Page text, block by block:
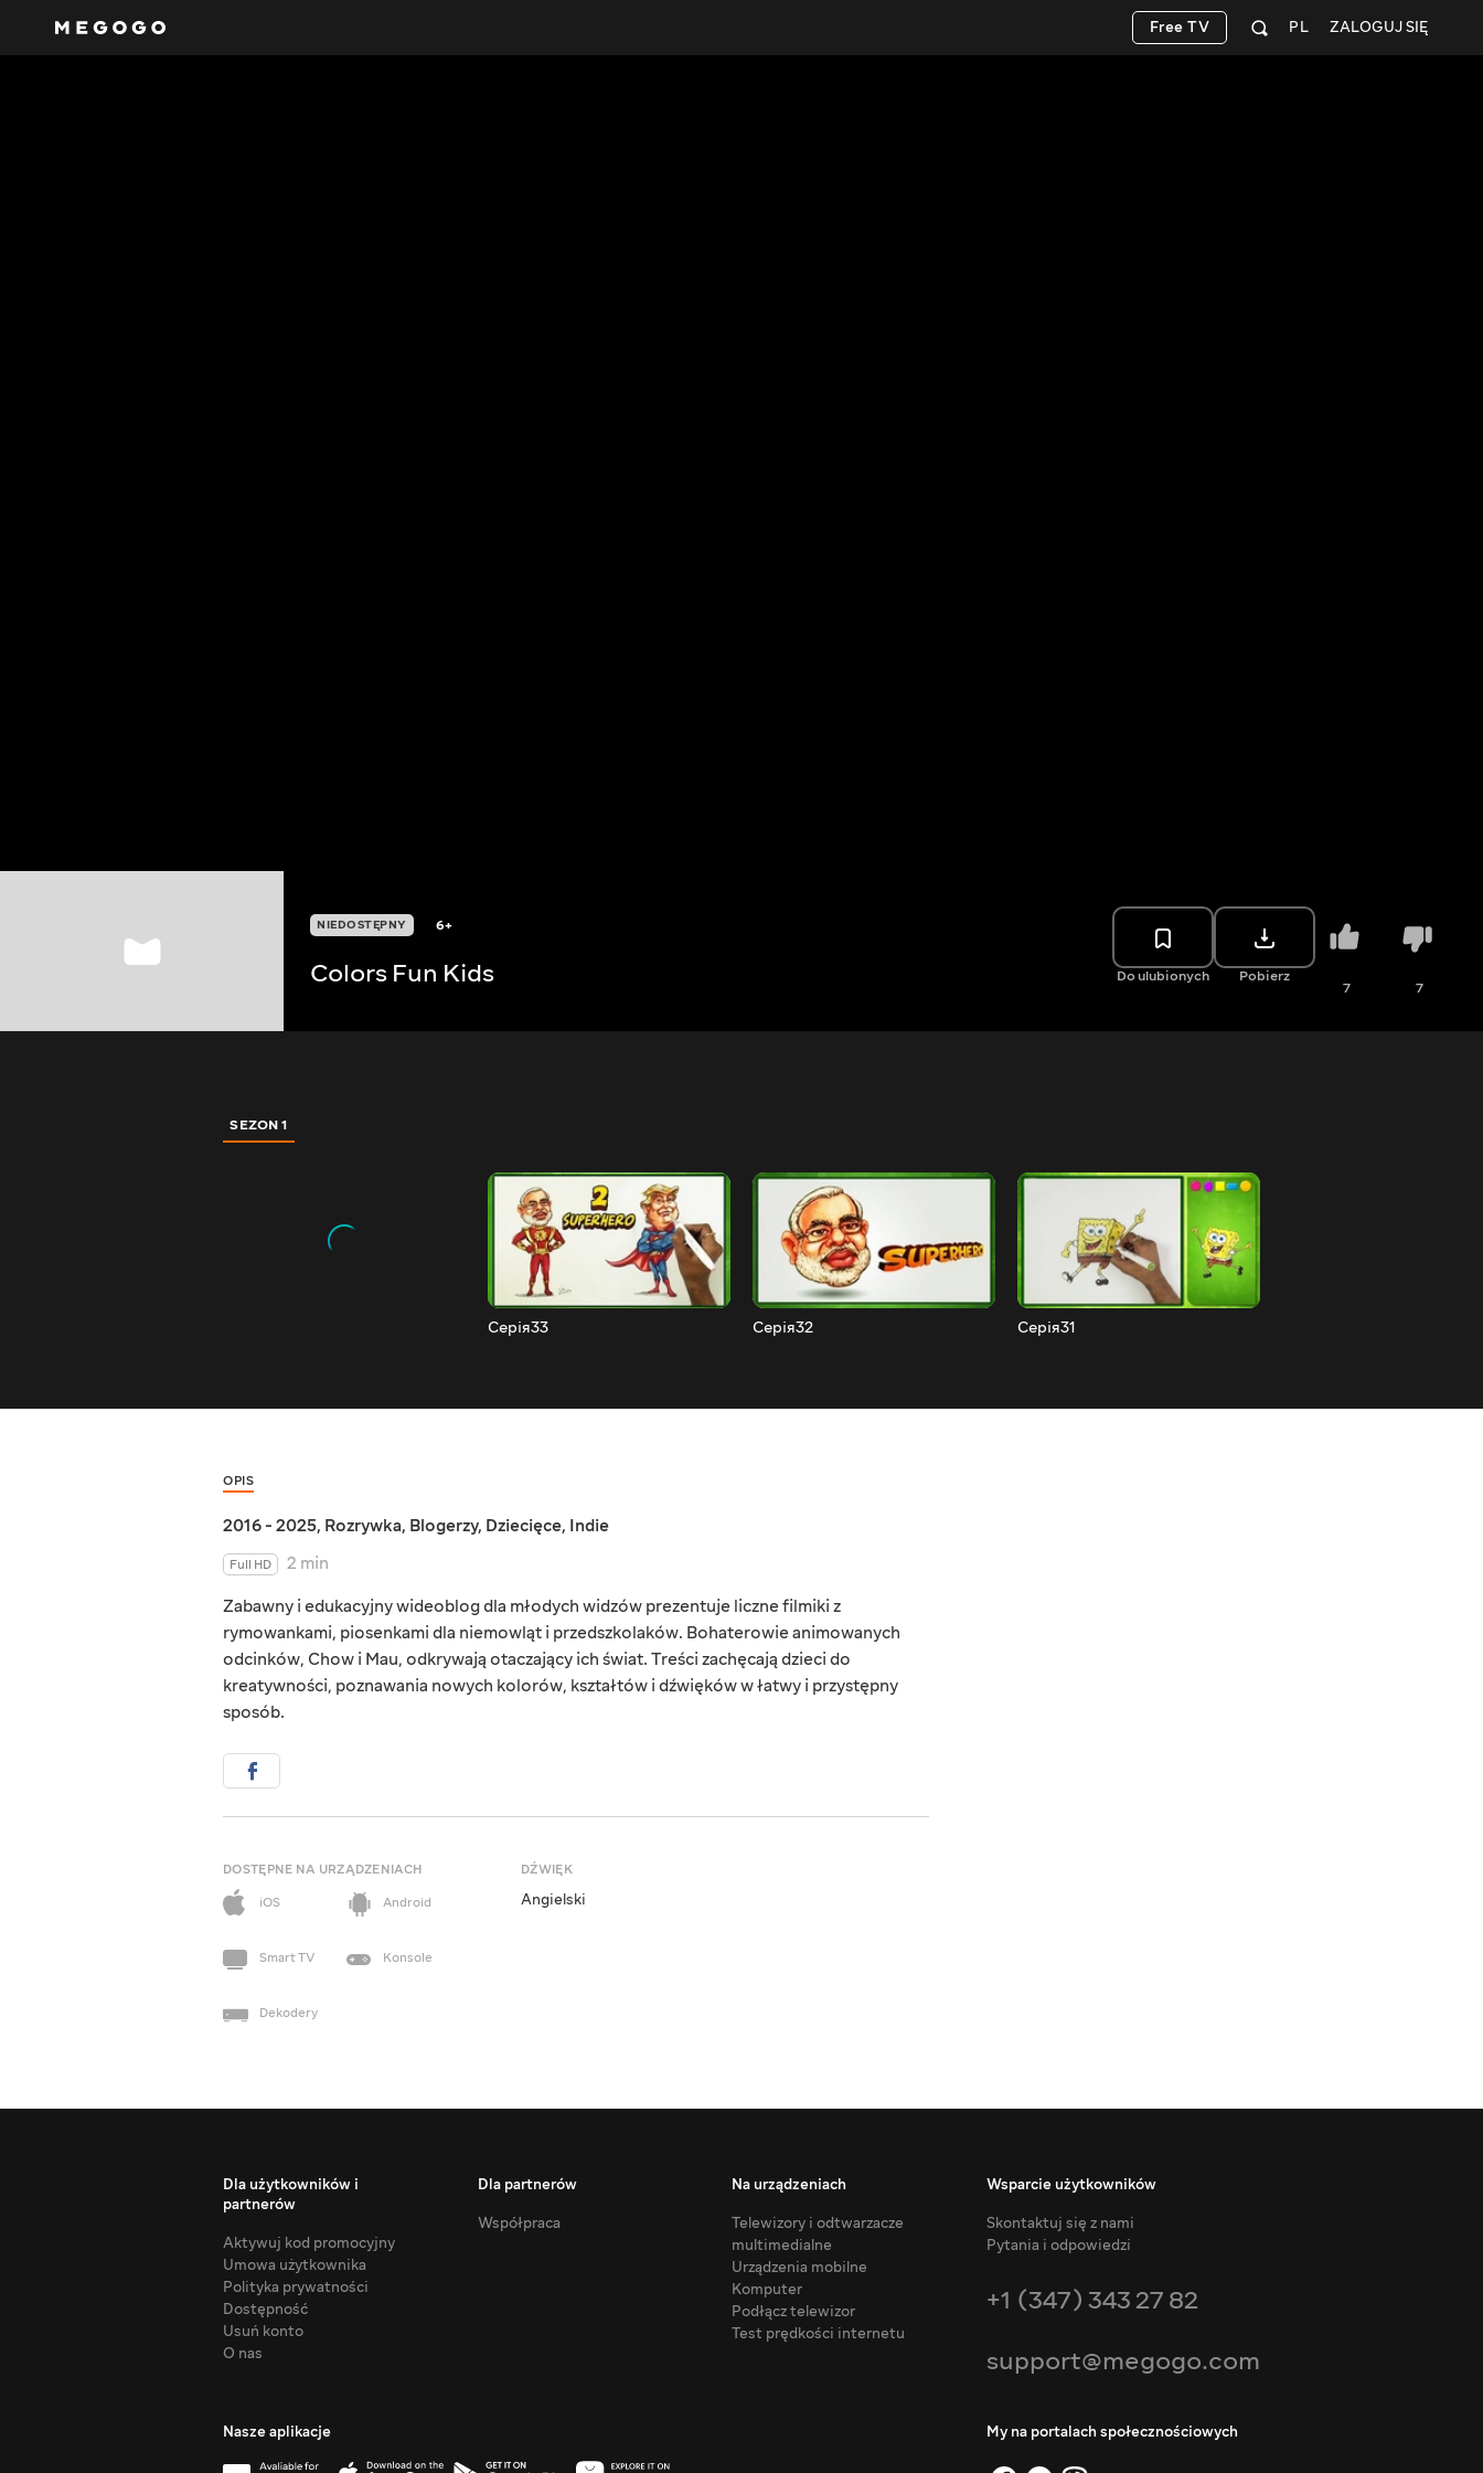
ZALOGUJ SIĘ
PL
Free TV
NIEDOSTĘPNY 6+
Colors Fun Kids Do ulubionych Pobierz
7 7
SEZON 1
Серія33 Серія32 Серія31
OPIS
2016 - 2025, Rozrywka, Blogerzy, Dziecięce, Indie
Full HD
2 min
Zabawny i edukacyjny wideoblog dla młodych widzów prezentuje liczne filmiki z
rymowankami, piosenkami dla niemowląt i przedszkolaków. Bohaterowie animowanych
odcinków, Chow i Mau, odkrywają otaczający ich świat. Treści zachęcają dzieci do
kreatywności, poznawania nowych kolorów, kształtów i dźwięków w łatwy i przystępny
sposób.
DOSTĘPNE NA URZĄDZENIACH
iOS
Android
Smart TV Konsole
Dekodery
DŹWIĘK
Angielski
Dla użytkowników i
partnerów
Aktywuj kod promocyjny
Umowa użytkownika
Polityka prywatności
Dostępność
Usuń konto
O nas
Dla partnerów
Współpraca
Na urządzeniach
Telewizory i odtwarzacze
multimedialne
Urządzenia mobilne
Komputer
Podłącz telewizor
Test prędkości internetu
Wsparcie użytkowników
Skontaktuj się z nami
Pytania i odpowiedzi
+1 (347) 343 27 82
support@megogo.com
Nasze aplikacje My na portalach społecznościowych